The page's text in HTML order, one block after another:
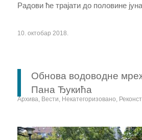
Радови ће трајати до половине
10. октобар 2018.
Обнова водоводне
Пана Ђукића
Архива, Вести, Некатегоризовано,